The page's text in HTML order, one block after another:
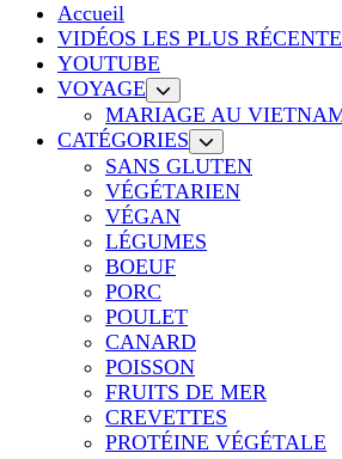
Accueil
VIDÉOS LES PLUS
YOUTUBE
VOYAGE
MARIAGE AU
CATÉGORIES
SANS GLUTEN
VÉGÉTARIEN
VÉGAN
LÉGUMES
BOEUF
PORC
POULET
CANARD
POISSON
FRUITS DE MER
CREVETTES
PROTÉINE VÉGÉTALE